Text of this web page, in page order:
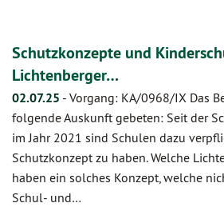
Schutzkonzepte und
Lichtenberger…
02.07.25 - Vorgang: KA/0968/IX Das
folgende Auskunft gebeten: Seit der
im Jahr 2021 sind Schulen dazu
Schutzkonzept zu haben. Welche
haben ein solches Konzept, welche
Schul- und…